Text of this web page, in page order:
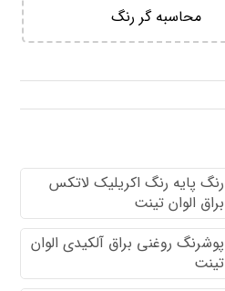
محاسبه گر رنگ
رنگ پایه رنگ اكريليك لاتكس
براق الوان تینت
پوشرنگ روغنی براق آلکیدی الوان
تینت